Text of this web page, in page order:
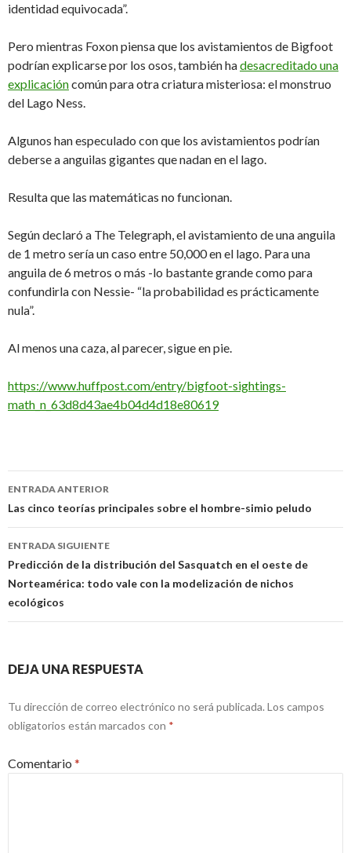
identidad equivocada”.
Pero mientras Foxon piensa que los avistamientos de Bigfoot
podrían explicarse por los osos, también hadesacreditado una
explicacióncomún para otra criatura misteriosa: el monstruo
del Lago Ness.
Algunos han especulado con que los avistamientos podrían
deberse a anguilas gigantes que nadan en el lago.
Resulta que las matemáticas no funcionan.
Según declaró a The Telegraph, el avistamiento de una anguila
de 1 metro sería un caso entre 50,000 en el lago. Para una
anguila de 6 metros o más -lo bastante grande como para
confundirla con Nessie- “la probabilidad es prácticamente
nula”.
Al menos una caza, al parecer, sigue en pie.
https://www.huffpost.com/entry/bigfoot-sightings-
math_n_63d8d43ae4b04d4d18e80619
Navegación
de
entradas
ENTRADA ANTERIOR
Las cinco teorías principales sobre el hombre-simio peludo
ENTRADA SIGUIENTE
Predicción de la distribución del Sasquatch en el oeste de
Norteamérica: todo vale con la modelización de nichos
ecológicos
DEJA UNA RESPUESTA
Tu dirección de correo electrónico no será publicada. Los campos
obligatorios están marcados con *
Comentario *